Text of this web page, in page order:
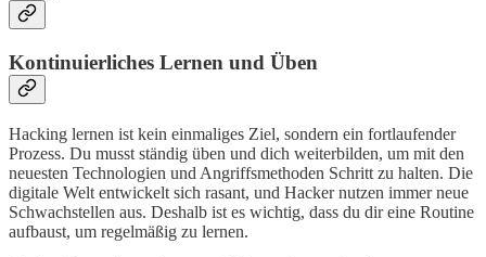
Kontinuierliches Lernen und Üben
Hacking lernen ist kein einmaliges Ziel, sondern ein fortlaufender
Prozess. Du musst ständig üben und dich weiterbilden, um mit den
neuesten Technologien und Angriffsmethoden Schritt zu halten. Die
digitale Welt entwickelt sich rasant, und Hacker nutzen immer neue
Schwachstellen aus. Deshalb ist es wichtig, dass du dir eine Routine
aufbaust, um regelmäßig zu lernen.